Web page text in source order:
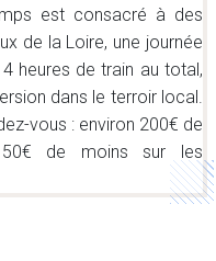
est consacré à des
de la Loire, une journée
heures de train au total,
dans le terroir local.
vous : environ 200€ de
de moins sur les